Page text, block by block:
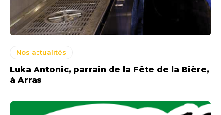
Nos actualités
Luka Antonic, parrain de la Fête de la Bière,
à Arras